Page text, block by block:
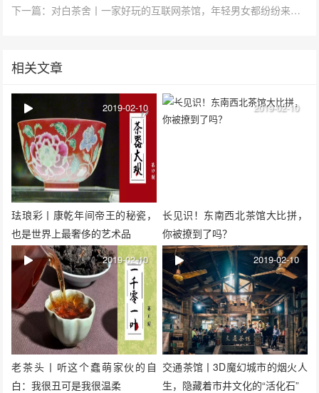
下一篇：对白茶舍丨一家好玩的互联网茶馆，年轻男女都纷纷来打卡
相关文章
珐琅彩丨康乾年间帝王的秘瓷，
也是世界上最奢侈的艺术品
2019-02-10
长见识！东南西北茶馆大比拼，
你被撩到了吗？
2019-02-10
老茶头丨听这个蠢萌家伙的自
白：我很丑可是我很温柔
2019-02-10
交通茶馆丨3D魔幻城市的烟火人
生，隐藏着市井文化的“活化石”
2019-02-10